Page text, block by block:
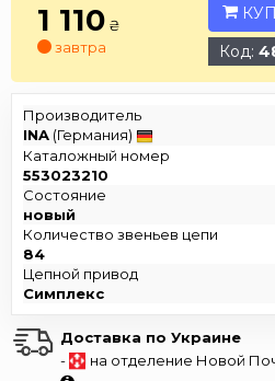
1 110 ₴
завтра
Код:
Производитель
INA (Германия)
Каталожный номер
553023210
Состояние
новый
Количество звеньев цепи
84
Цепной привод
Симплекс
Доставка по Украине
-
на отделение Новой